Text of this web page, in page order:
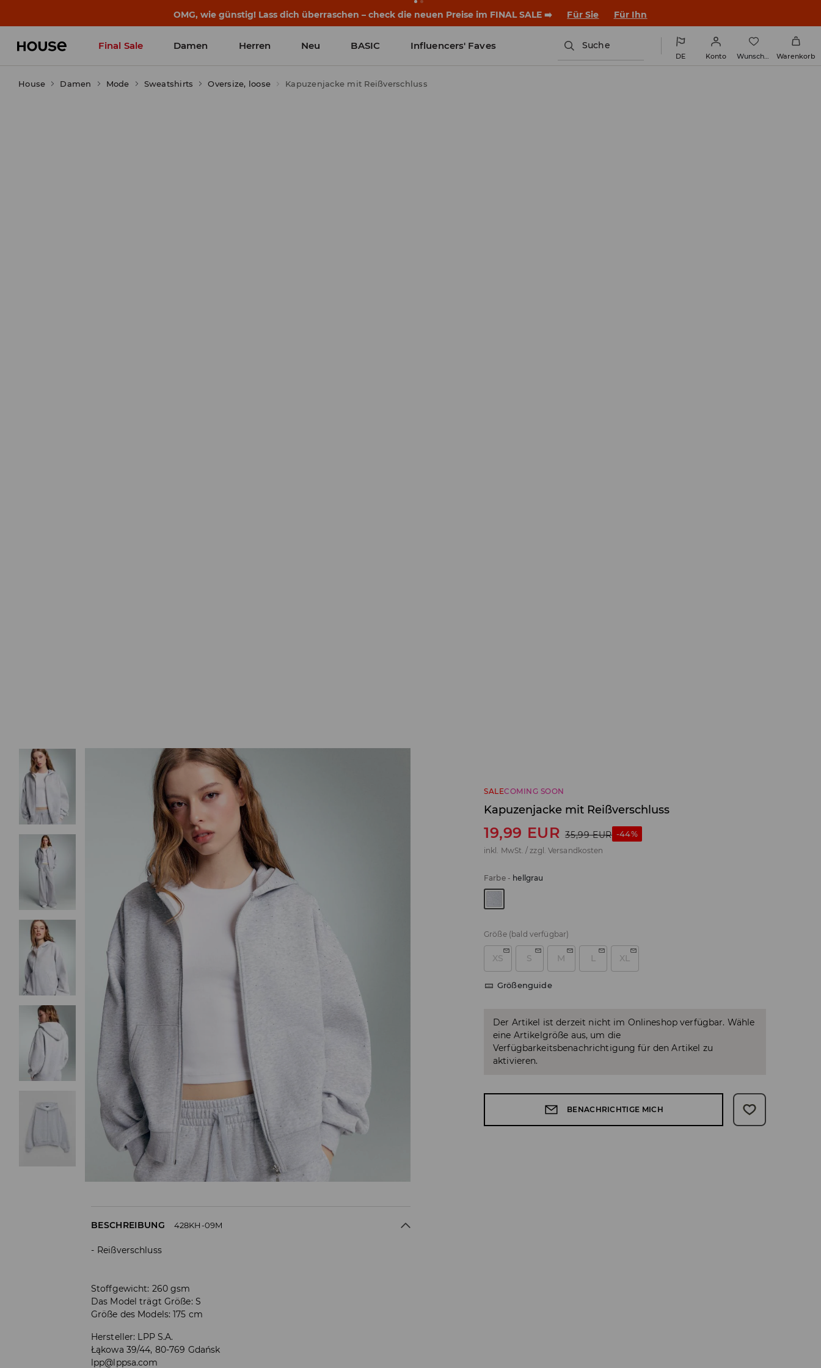
Die besten Geschichten beginnen noch vor dem ersten Klingeln. Starte mit einem neuen Outfit ins Schuljahr!
Final Sale Damen Herren Neu BASIC Influencers' Faves Suche
DE Konto Wunschliste Warenkorb
House Damen Mode Sweatshirts Oversize, loose Kapuzenjacke mit Reißverschluss
SALECOMING SOON
Kapuzenjacke mit Reißverschluss
19,99 EUR 35,99 EUR -44%
inkl. MwSt. / zzgl. Versandkosten
Farbe- hellgrau
Größe (bald verfügbar)
XS S M L XL
Größenguide
Der Artikel ist derzeit nicht im Onlineshop verfügbar. Wähle
eine Artikelgröße aus, um die
Verfügbarkeitsbenachrichtigung für den Artikel zu
aktivieren.
BENACHRICHTIGE MICH
BESCHREIBUNG 428KH-09M
Reißverschluss
Stoffgewicht: 260 gsm
Das Model trägt Größe: S
Größe des Models: 175 cm
Hersteller: LPP S.A.
Łąkowa 39/44, 80-769 Gdańsk
lpp@lppsa.com